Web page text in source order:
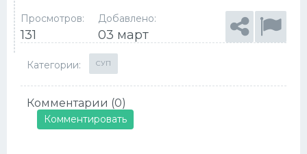
Просмотров:
131
Добавлено:
03 март
Категории: СУП
Комментарии (0)
Комментировать